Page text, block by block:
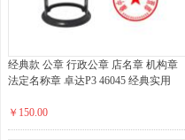
经典款 公章 行政公章 店名章 机构章
法定名称章 卓达P3 46045 经典实用
￥150.00